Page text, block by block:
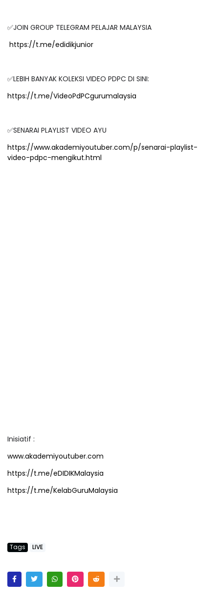
✅JOIN GROUP TELEGRAM PELAJAR MALAYSIA
https://t.me/edidikjunior
✅LEBIH BANYAK KOLEKSI VIDEO PDPC DI SINI:
https://t.me/VideoPdPCgurumalaysia
✅SENARAI PLAYLIST VIDEO AYU
https://www.akademiyoutuber.com/p/senarai-playlist-
video-pdpc-mengikut.html
Inisiatif :
www.akademiyoutuber.com
https://t.me/eDIDIKMalaysia
https://t.me/KelabGuruMalaysia
Tags LIVE